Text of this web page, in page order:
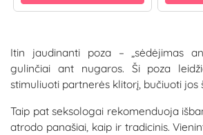
Itin jaudinanti poza – „sėdėjimas
gulinčiai ant nugaros. Ši poza
stimuliuoti partnerės klitorį, bučiuoti jos
Taip pat seksologai rekomenduoja
atrodo panašiai, kaip ir tradicinis.